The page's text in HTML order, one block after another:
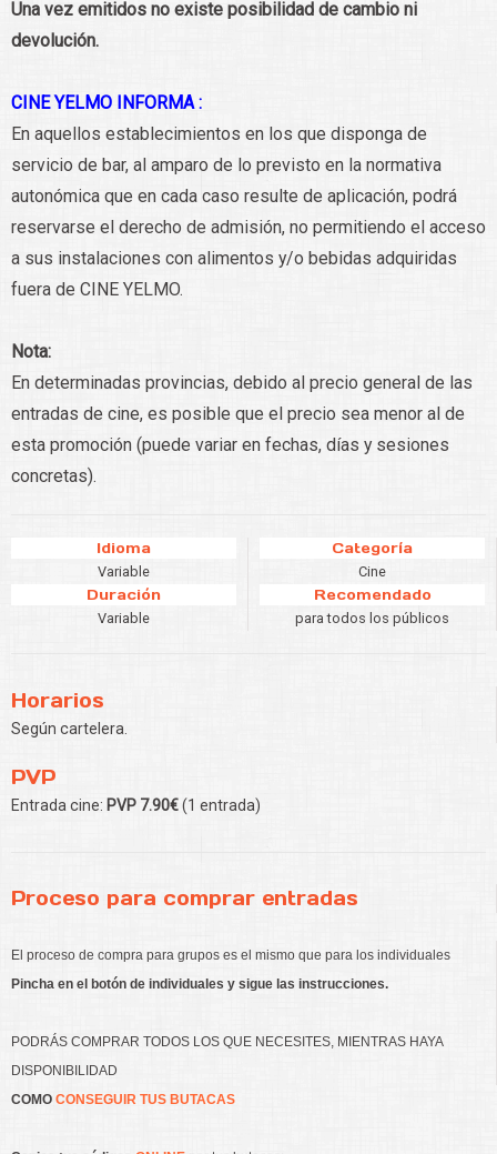
Una vez emitidos no existe posibilidad de cambio ni
devolución.
CINE YELMO INFORMA :
En aquellos establecimientos en los que disponga de
servicio de bar, al amparo de lo previsto en la normativa
autonómica que en cada caso resulte de aplicación, podrá
reservarse el derecho de admisión, no permitiendo el acceso
a sus instalaciones con alimentos y/o bebidas adquiridas
fuera de CINE YELMO.
Nota:
En determinadas provincias, debido al precio general de las
entradas de cine, es posible que el precio sea menor al de
esta promoción (puede variar en fechas, días y sesiones
concretas).
Idioma
Variable
Categoría
Cine
Duración
Variable
Recomendado
para todos los públicos
Horarios
Según cartelera.
PVP
Entrada cine: PVP 7.90€(1 entrada)
Proceso para comprar entradas
El proceso de compra para grupos es el mismo que para los individuales
Pincha en el botón de individuales y sigue las instrucciones.
PODRÁS COMPRAR TODOS LOS QUE NECESITES, MIENTRAS HAYA
DISPONIBILIDAD
COMO CONSEGUIR TUS BUTACAS